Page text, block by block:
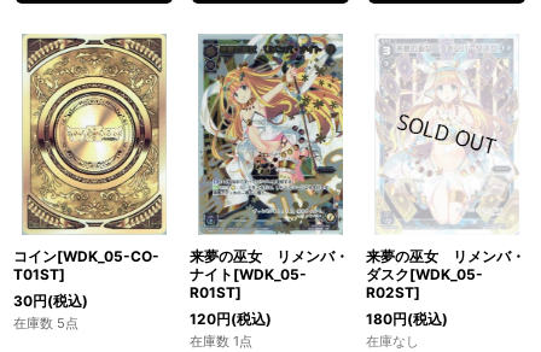
コイン[WDK_05-CO-
T01ST]
30円(税込)
在庫数 5点
来夢の巫女 リメンバ・
ナイト[WDK_05-
R01ST]
120円(税込)
在庫数 1点
来夢の巫女 リメンバ・
ダスク[WDK_05-
R02ST]
180円(税込)
在庫なし